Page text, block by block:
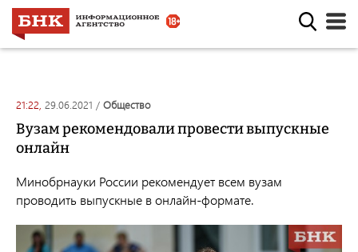
21:22, 29.06.2021 / общество
Вузам рекомендовали провести выпускные
онлайн
Минобрнауки России рекомендует всем вузам
проводить выпускные в онлайн-формате.